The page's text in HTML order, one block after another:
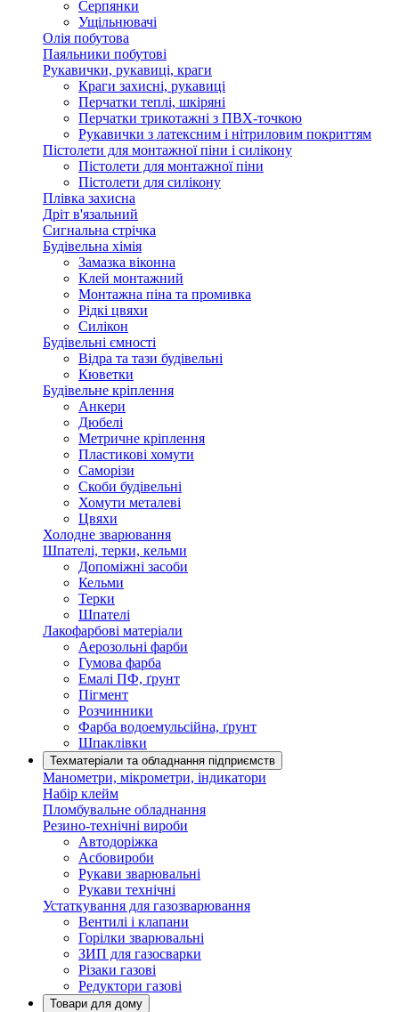
Серпянки
Ущільнювачі
Олія побутова
Паяльники побутові
Рукавички, рукавиці, краги
Краги захисні, рукавиці
Перчатки теплі, шкіряні
Перчатки трикотажні з ПВХ-точкою
Рукавички з латексним і нітриловим покриттям
Пістолети для монтажної піни і силікону
Пістолети для монтажної піни
Пістолети для силікону
Плівка захисна
Дріт в'язальний
Сигнальна стрічка
Будівельна хімія
Замазка віконна
Клей монтажний
Монтажна піна та промивка
Рідкі цвяхи
Силікон
Будівельні ємності
Відра та тази будівельні
Кюветки
Будівельне кріплення
Анкери
Дюбелі
Метричне кріплення
Пластикові хомути
Саморізи
Скоби будівельні
Хомути металеві
Цвяхи
Холодне зварювання
Шпателі, терки, кельми
Допоміжні засоби
Кельми
Терки
Шпателі
Лакофарбові матеріали
Аерозольні фарби
Гумова фарба
Емалі ПФ, ґрунт
Пігмент
Розчинники
Фарба водоемульсійна, ґрунт
Шпаклівки
Техматеріали та обладнання підприємств
Манометри, мікрометри, індикатори
Набір клейм
Пломбувальне обладнання
Резино-технічні вироби
Автодоріжка
Асбовироби
Рукави зварювальні
Рукави технічні
Устаткування для газозварювання
Вентилі і клапани
Горілки зварювальні
ЗИП для газосварки
Різаки газові
Редуктори газові
Товари для дому